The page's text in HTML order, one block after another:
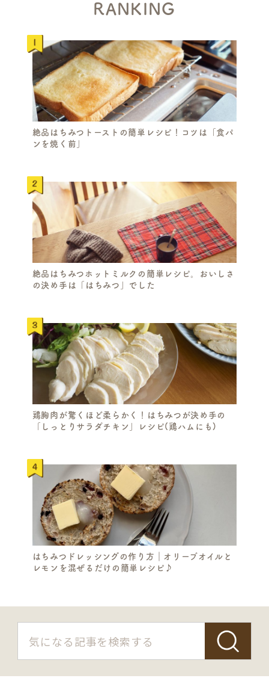
RANKING
絶品はちみつトーストの簡単レシピ！コツは「食パ
ンを焼く前」
絶品はちみつホットミルクの簡単レシピ。おいしさ
の決め手は「はちみつ」でした
鶏胸肉が驚くほど柔らかく！はちみつが決め手の
「しっとりサラダチキン」レシピ(鶏ハムにも)
はちみつドレッシングの作り方｜オリーブオイルと
レモンを混ぜるだけの簡単レシピ♪